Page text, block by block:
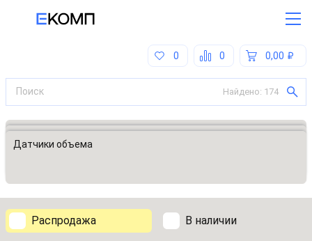
0,00
0
0
Найдено: 174
Все категории
Датчики, преобразователи
Датчики объема
Распродажа В наличии